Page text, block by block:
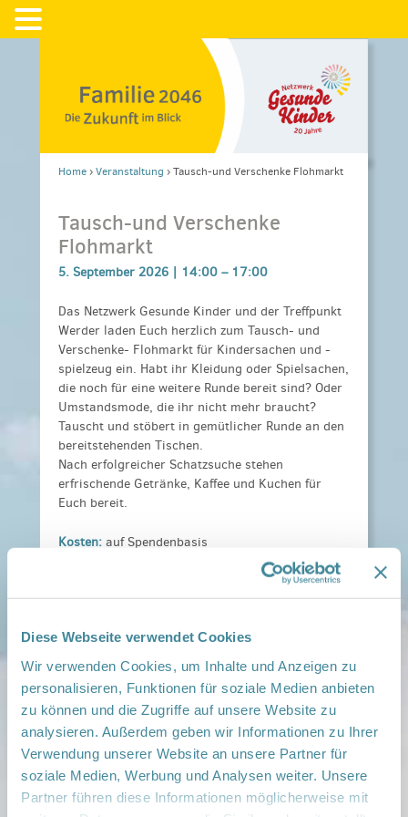
Diese Webseite verwendet Cookies
Wir verwenden Cookies, um Inhalte und Anzeigen zu
personalisieren, Funktionen für soziale Medien anbieten
zu können und die Zugriffe auf unsere Website zu
analysieren. Außerdem geben wir Informationen zu Ihrer
Verwendung unserer Website an unsere Partner für
soziale Medien, Werbung und Analysen weiter. Unsere
Partner führen diese Informationen möglicherweise mit
Home›Veranstaltung ›Tausch-und Verschenke Flohmarkt
Tausch-und Verschenke
Flohmarkt
5. September 2026 | 14:00 – 17:00
Das Netzwerk Gesunde Kinder und der Treffpunkt
Werder laden Euch herzlich zum Tausch- und
Verschenke- Flohmarkt für Kindersachen und -
spielzeug ein. Habt ihr Kleidung oder Spielsachen,
die noch für eine weitere Runde bereit sind? Oder
Umstandsmode, die ihr nicht mehr braucht?
Tauscht und stöbert in gemütlicher Runde an den
bereitstehenden Tischen.
Nach erfolgreicher Schatzsuche stehen
erfrischende Getränke, Kaffee und Kuchen für
Euch bereit.
Kosten: auf Spendenbasis
Einfach vorbei kommen
und Sachen dazu legen - bei Fragen bitte melden
unter: netzwerkgesundekinder-potsdam-
Veranstaltungsort:
Werder, Am Plantagenplatz 11, 14542 Werder/
Havel
› auf Google Maps anzeigen